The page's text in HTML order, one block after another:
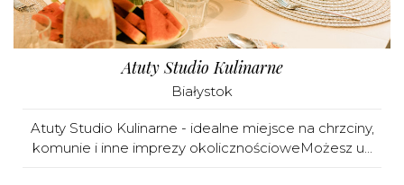
Atuty Studio Kulinarne
Białystok
Atuty Studio Kulinarne - idealne miejsce na chrzciny,
komunie i inne imprezy okolicznościoweMożesz u...